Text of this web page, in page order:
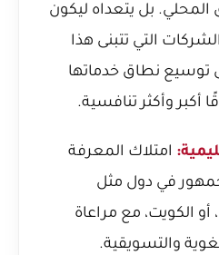
بل يتعداه ليكون
التي تتبنى هذا
توسيع نطاق خدماتها
أكبر وأكثر تنافسية.
امتلاك المعرفة
في دول مثل
أو الكويت، مع مراعاة
والتسويقية.